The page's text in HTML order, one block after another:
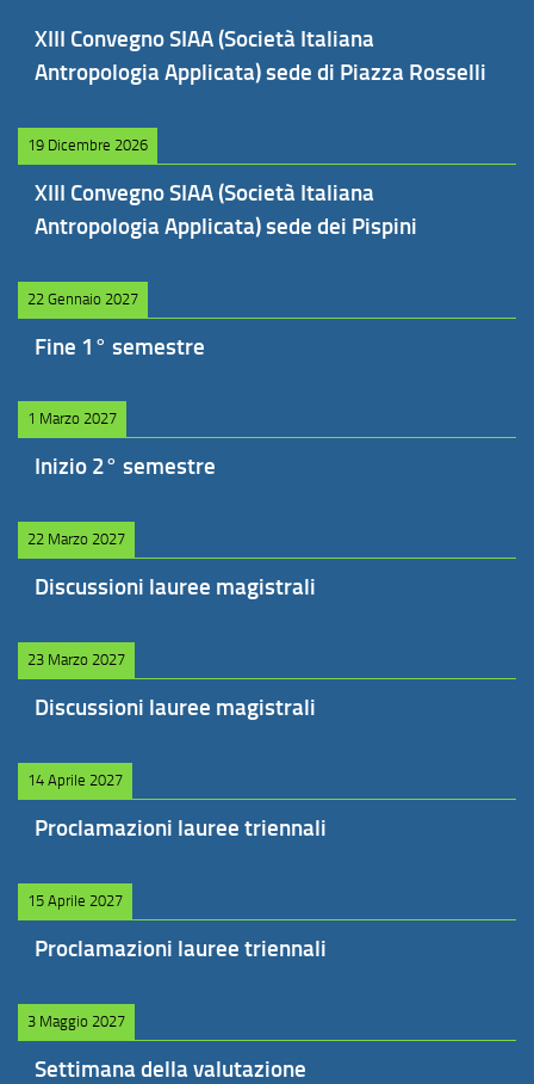
XIII Convegno SIAA (Società Italiana
Antropologia Applicata) sede di Piazza Rosselli
19 Dicembre 2026
XIII Convegno SIAA (Società Italiana
Antropologia Applicata) sede dei Pispini
22 Gennaio 2027
Fine 1° semestre
1 Marzo 2027
Inizio 2° semestre
22 Marzo 2027
Discussioni lauree magistrali
23 Marzo 2027
Discussioni lauree magistrali
14 Aprile 2027
Proclamazioni lauree triennali
15 Aprile 2027
Proclamazioni lauree triennali
3 Maggio 2027
Settimana della valutazione